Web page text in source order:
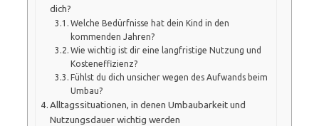
dich?
Welche Bedürfnisse hat dein Kind in den
kommenden Jahren?
Wie wichtig ist dir eine langfristige Nutzung und
Kosteneffizienz?
Fühlst du dich unsicher wegen des Aufwands beim
Umbau?
Alltagssituationen, in denen Umbaubarkeit und
Nutzungsdauer wichtig werden